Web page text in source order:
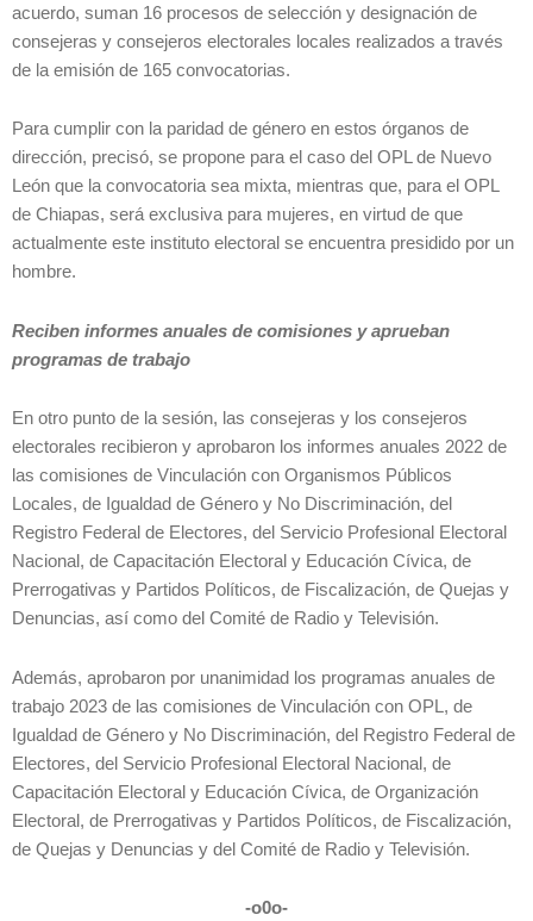
acuerdo, suman 16 procesos de selección y designación de
consejeras y consejeros electorales locales realizados a través
de la emisión de 165 convocatorias.
Para cumplir con la paridad de género en estos órganos de
dirección, precisó, se propone para el caso del OPL de Nuevo
León que la convocatoria sea mixta, mientras que, para el OPL
de Chiapas, será exclusiva para mujeres, en virtud de que
actualmente este instituto electoral se encuentra presidido por un
hombre.
Reciben informes anuales de comisiones y aprueban
programas de trabajo
En otro punto de la sesión, las consejeras y los consejeros
electorales recibieron y aprobaron los informes anuales 2022 de
las comisiones de Vinculación con Organismos Públicos
Locales, de Igualdad de Género y No Discriminación, del
Registro Federal de Electores, del Servicio Profesional Electoral
Nacional, de Capacitación Electoral y Educación Cívica, de
Prerrogativas y Partidos Políticos, de Fiscalización, de Quejas y
Denuncias, así como del Comité de Radio y Televisión.
Además, aprobaron por unanimidad los programas anuales de
trabajo 2023 de las comisiones de Vinculación con OPL, de
Igualdad de Género y No Discriminación, del Registro Federal de
Electores, del Servicio Profesional Electoral Nacional, de
Capacitación Electoral y Educación Cívica, de Organización
Electoral, de Prerrogativas y Partidos Políticos, de Fiscalización,
de Quejas y Denuncias y del Comité de Radio y Televisión.
-o0o-